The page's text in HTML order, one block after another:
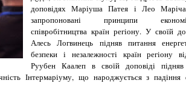
доповідях Маріуша Патея і Лео
запропоновані принципи
співробітництва країн регіону. У своїй
Алесь Логвинець підняв питання
безпеки і незалежності країн регіону
Руубен Каалеп в своїй доповіді
Інтермаріуму, що народжується з падіння